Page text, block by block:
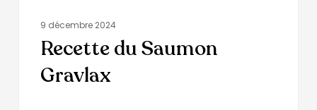
9 décembre 2024
Recette du Saumon
Gravlax